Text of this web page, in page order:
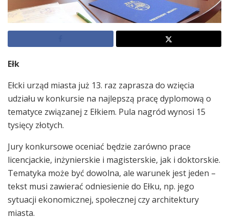
Ełk
Ełcki urząd miasta już 13. raz zaprasza do wzięcia
udziału w konkursie na najlepszą pracę dyplomową o
tematyce związanej z Ełkiem. Pula nagród wynosi 15
tysięcy złotych.
Jury konkursowe oceniać będzie zarówno prace
licencjackie, inżynierskie i magisterskie, jak i doktorskie.
Tematyka może być dowolna, ale warunek jest jeden –
tekst musi zawierać odniesienie do Ełku, np. jego
sytuacji ekonomicznej, społecznej czy architektury
miasta.